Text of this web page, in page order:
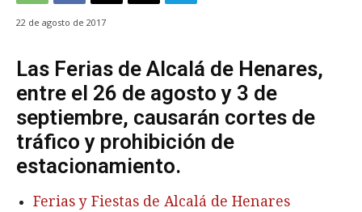
22 de agosto de 2017
Las Ferias de Alcalá de Henares,
entre el 26 de agosto y 3 de
septiembre, causarán cortes de
tráfico y prohibición de
estacionamiento.
Ferias y Fiestas de Alcalá de Henares